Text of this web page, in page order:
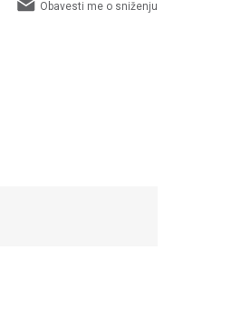
Obavesti me o sniženju